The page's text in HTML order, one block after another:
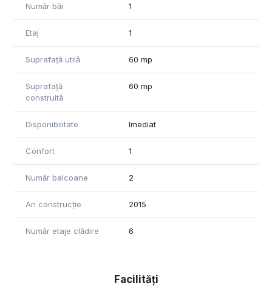
Număr băi 1
Etaj 1
Suprafață utilă 60 mp
Suprafață
construită
60 mp
Disponibilitate Imediat
Confort 1
Număr balcoane 2
An construcție 2015
Număr etaje clădire 6
Facilități